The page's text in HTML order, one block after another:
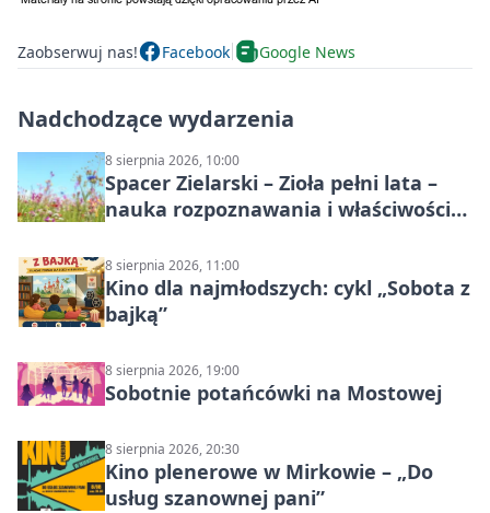
Zaobserwuj nas! Facebook Google News
Nadchodzące wydarzenia
8 sierpnia 2026, 10:00
Spacer Zielarski – Zioła pełni lata –
nauka rozpoznawania i właściwości
8 sierpnia 2026, 11:00
Kino dla najmłodszych: cykl „Sobota z
bajką”
8 sierpnia 2026, 19:00
Sobotnie potańcówki na Mostowej
8 sierpnia 2026, 20:30
Kino plenerowe w Mirkowie – „Do
usług szanownej pani”